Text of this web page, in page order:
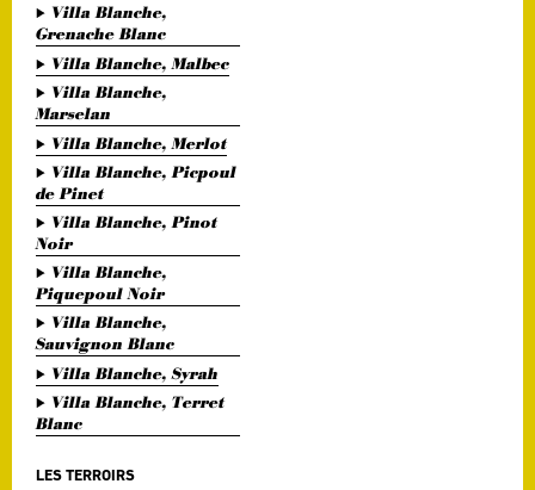
Villa Blanche,
Grenache Blanc
Villa Blanche, Malbec
Villa Blanche,
Marselan
Villa Blanche, Merlot
Villa Blanche, Picpoul
de Pinet
Villa Blanche, Pinot
Noir
Villa Blanche,
Piquepoul Noir
Villa Blanche,
Sauvignon Blanc
Villa Blanche, Syrah
Villa Blanche, Terret
Blanc
LES TERROIRS